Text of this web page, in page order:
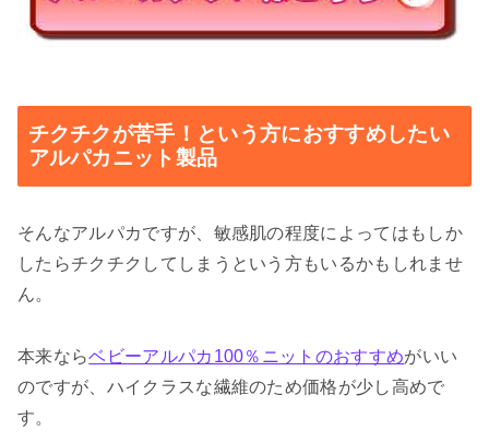
チクチクが苦手！という方におすすめしたい
アルパカニット製品
そんなアルパカですが、敏感肌の程度によってはもしか
したらチクチクしてしまうという方もいるかもしれませ
ん。
本来ならベビーアルパカ100％ニットのおすすめがいい
のですが、ハイクラスな繊維のため価格が少し高めで
す。